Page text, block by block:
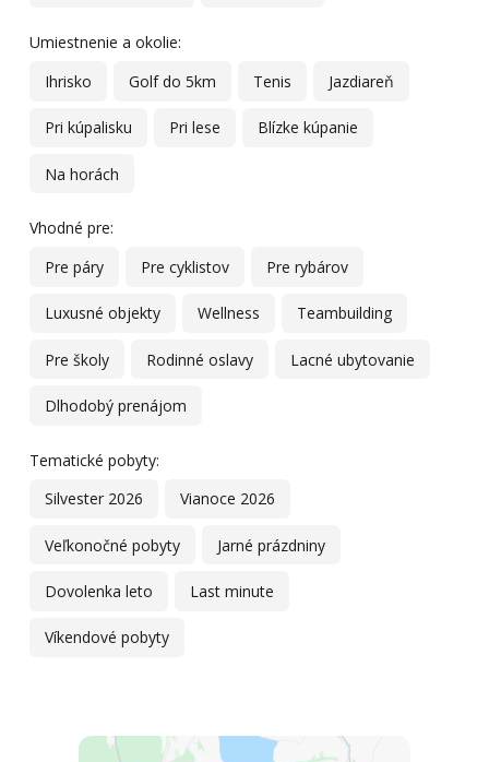
Umiestnenie a okolie:
Ihrisko
Golf do 5km Tenis Jazdiareň
Pri kúpalisku Pri lese Blízke kúpanie
Na horách
Vhodné pre:
Pre páry
Pre cyklistov Pre rybárov
Luxusné objekty Wellness Teambuilding
Pre školy Rodinné oslavy Lacné ubytovanie
Dlhodobý prenájom
Tematické pobyty:
Silvester 2026
Vianoce 2026
Veľkonočné pobyty Jarné prázdniny
Dovolenka leto Last minute
Víkendové pobyty